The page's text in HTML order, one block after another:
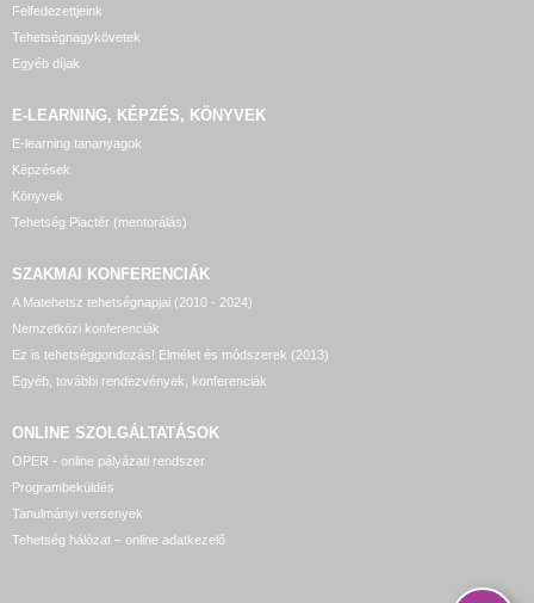
Felfedezettjeink
Tehetségnagykövetek
Egyéb díjak
E-LEARNING, KÉPZÉS, KÖNYVEK
E-learning tananyagok
Képzések
Könyvek
Tehetség Piactér (mentorálás)
SZAKMAI KONFERENCIÁK
A Matehetsz tehetségnapjai (2010 - 2024)
Nemzetközi konferenciák
Ez is tehetséggondozás! Elmélet és módszerek (2013)
Egyéb, további rendezvények, konferenciák
ONLINE SZOLGÁLTATÁSOK
OPER - online pályázati rendszer
Programbeküldés
Tanulmányi versenyek
Tehetség hálózat – online adatkezelő